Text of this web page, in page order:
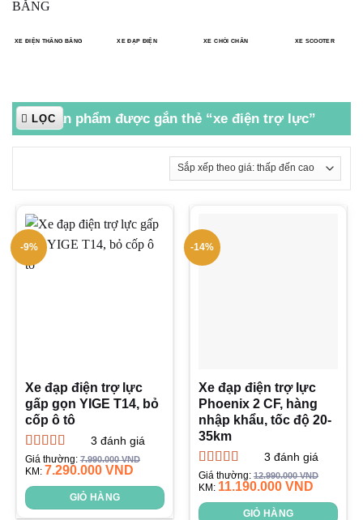
XE ĐIỆN THĂNG BẰNG XE ĐẠP ĐIỆN XE CHÒI CHÂN XE SCOOTER
Sản phẩm được gắn thẻ “xe điện trợ lực”
LỌC
-9%
Xe đạp điện trợ lực
gấp gọn YIGE T14, bỏ
cốp ô tô
Được xếp
hạng5.005
sao
3 đánh giá
Giá thường:7.990.000VND
KM: 7.290.000 VND
GIỎ HÀNG
-14%
Xe đạp điện trợ lực
Phoenix 2 CF, hàng
nhập khẩu, tốc độ 20-
35km
Được xếp
hạng5.005
sao
3 đánh giá
Giá thường:12.990.000VND
KM: 11.190.000 VND
GIỎ HÀNG